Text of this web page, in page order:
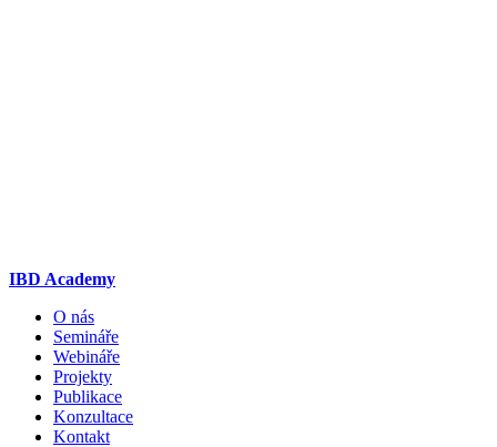
IBD Academy
O nás
Semináře
Webináře
Projekty
Publikace
Konzultace
Kontakt